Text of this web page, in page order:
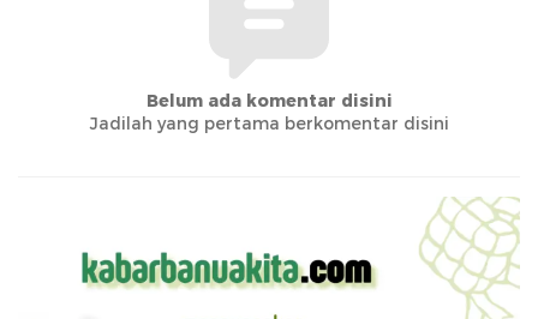
Belum ada komentar disini
Jadilah yang pertama berkomentar disini